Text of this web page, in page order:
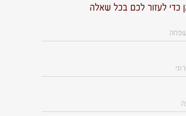
כדי לעזור לכם בכל שאלה